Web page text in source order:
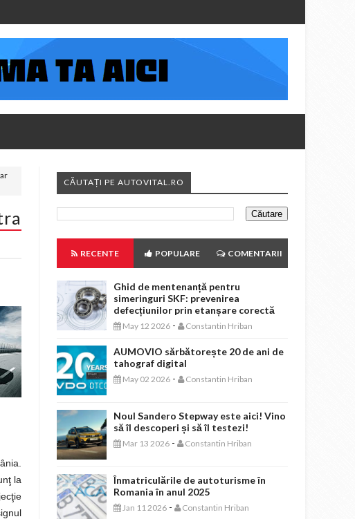
la
CĂUTAȚI PE AUTOVITAL.RO
RECENTE POPULARE COMENTARII
Ghid de mentenanță pentru
simeringuri SKF: prevenirea
defecțiunilor prin etanșare corectă
May 12 2026 - Constantin Hriban
AUMOVIO sărbătorește 20 de ani de
tahograf digital
May 02 2026 - Constantin Hriban
Noul Sandero Stepway este aici! Vino
să îl descoperi și să îl testezi!
Mar 13 2026 - Constantin Hriban
Înmatriculările de autoturisme în
Romania în anul 2025
Jan 11 2026 - Constantin Hriban